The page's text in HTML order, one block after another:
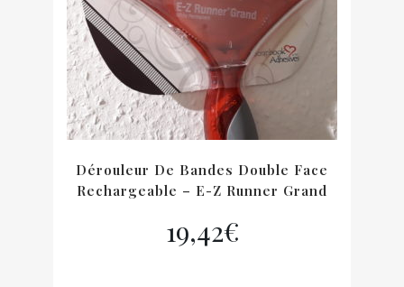
Dérouleur De Bandes Double Face
Rechargeable – E-Z Runner Grand
19,42€